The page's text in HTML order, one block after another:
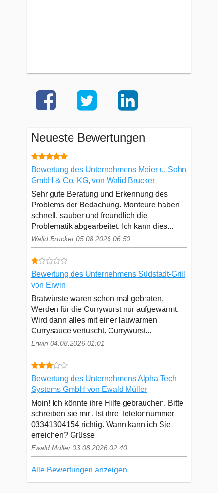
Neueste Bewertungen
Bewertung des Unternehmens Meier u. Sohn
GmbH & Co. KG, von Walid Brucker
Sehr gute Beratung und Erkennung des
Problems der Bedachung. Monteure haben
schnell, sauber und freundlich die
Problematik abgearbeitet. Ich kann dies...
Walid Brucker 05.08.2026 06:50
Bewertung des Unternehmens Südstadt-Grill
von Erwin
Bratwürste waren schon mal gebraten.
Werden für die Currywurst nur aufgewärmt.
Wird dann alles mit einer lauwarmen
Currysauce vertuscht. Currywurst...
Erwin 04.08.2026 01:01
Bewertung des Unternehmens Alpha Tech
Systems GmbH von Ewald Müller
Moin! Ich könnte ihre Hilfe gebrauchen. Bitte
schreiben sie mir . Ist ihre Telefonnummer
03341304154 richtig. Wann kann ich Sie
erreichen? Grüsse
Ewald Müller 03.08.2026 02:40
Alle Bewertungen anzeigen